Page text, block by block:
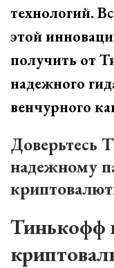
технологий.
этой
получить от
надежного
венчурного
Доверьтесь
надежному
Тинькофф